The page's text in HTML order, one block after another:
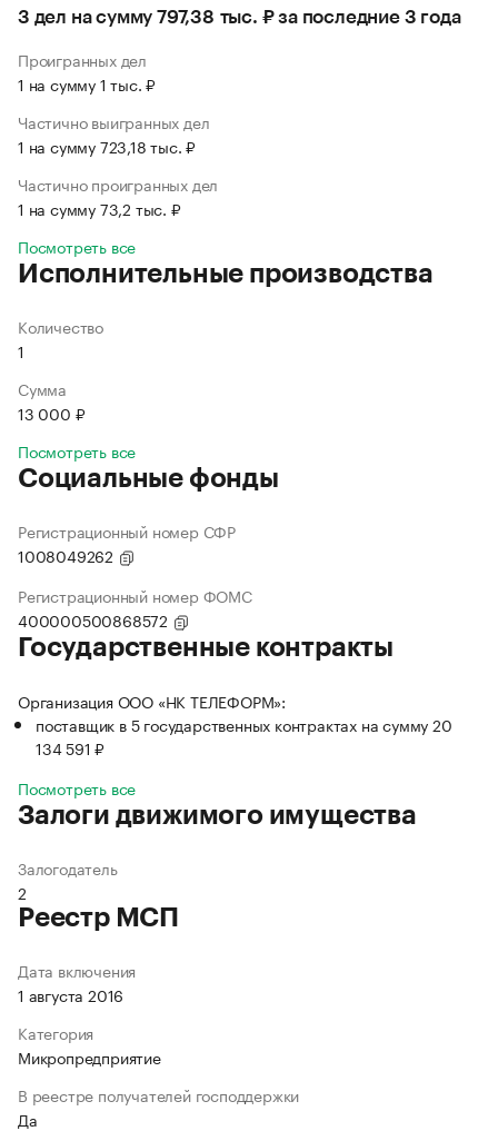
3 дел на сумму 797,38 тыс. ₽ за последние 3 года
Проигранных дел
1 на сумму 1 тыс. ₽
Частично выигранных дел
1 на сумму 723,18 тыс. ₽
Частично проигранных дел
1 на сумму 73,2 тыс. ₽
Посмотреть все
Исполнительные производства
Количество
1
Сумма
13 000 ₽
Посмотреть все
Социальные фонды
Регистрационный номер СФР
1008049262
Регистрационный номер ФОМС
400000500868572
Государственные контракты
Организация ООО «НК ТЕЛЕФОРМ»:
поставщик в 5 государственных контрактах на сумму 20
134 591 ₽
Посмотреть все
Залоги движимого имущества
Залогодатель
2
Реестр МСП
Дата включения
1 августа 2016
Категория
Микропредприятие
В реестре получателей господдержки
Да